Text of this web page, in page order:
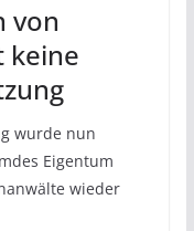
von
keine
wurde nun
Eigentum
wieder